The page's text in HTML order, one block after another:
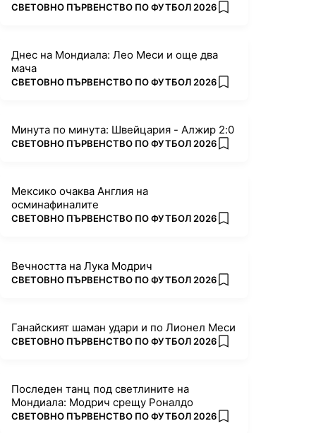
ПОВЕЧЕ ОТ
СВЕТОВНО ПЪРВЕНСТВО ПО ФУТБОЛ 2026 add favorites
Днес на Мондиала: Лео Меси и още два
мача
ПОВЕЧЕ ОТ
СВЕТОВНО ПЪРВЕНСТВО ПО ФУТБОЛ 2026 add favorites
Минута по минута: Швейцария - Алжир 2:0
ПОВЕЧЕ ОТ
СВЕТОВНО ПЪРВЕНСТВО ПО ФУТБОЛ 2026 add favorites
Мексико очаква Англия на
осминафиналите
ПОВЕЧЕ ОТ
СВЕТОВНО ПЪРВЕНСТВО ПО ФУТБОЛ 2026 add favorites
Вечността на Лука Модрич
ПОВЕЧЕ ОТ
СВЕТОВНО ПЪРВЕНСТВО ПО ФУТБОЛ 2026 add favorites
Ганайският шаман удари и по Лионел Меси
ПОВЕЧЕ ОТ
СВЕТОВНО ПЪРВЕНСТВО ПО ФУТБОЛ 2026 add favorites
Последен танц под светлините на
Мондиала: Модрич срещу Роналдо
ПОВЕЧЕ ОТ
СВЕТОВНО ПЪРВЕНСТВО ПО ФУТБОЛ 2026 add favorites